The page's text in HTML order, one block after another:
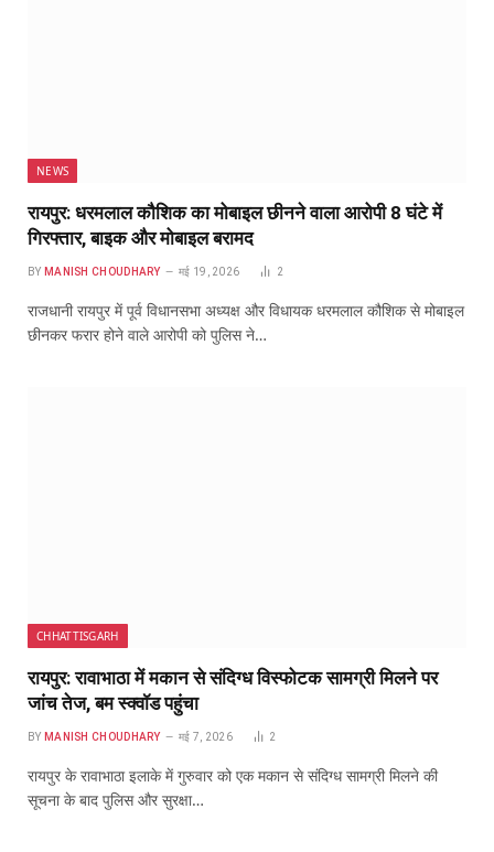
NEWS
रायपुर: धरमलाल कौशिक का मोबाइल छीनने वाला आरोपी 8 घंटे में
गिरफ्तार, बाइक और मोबाइल बरामद
BY MANISH CHOUDHARY मई 19, 2026 2
राजधानी रायपुर में पूर्व विधानसभा अध्यक्ष और विधायक धरमलाल कौशिक से मोबाइल
छीनकर फरार होने वाले आरोपी को पुलिस ने…
CHHATTISGARH
रायपुर: रावाभाठा में मकान से संदिग्ध विस्फोटक सामग्री मिलने पर
जांच तेज, बम स्क्वॉड पहुंचा
BY MANISH CHOUDHARY मई 7, 2026 2
रायपुर के रावाभाठा इलाके में गुरुवार को एक मकान से संदिग्ध सामग्री मिलने की
सूचना के बाद पुलिस और सुरक्षा…